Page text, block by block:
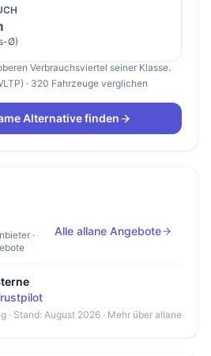
Ø)
Verbrauchsviertel seiner Klasse.
· 320 Fahrzeuge verglichen
Alternative finden
·
Alle allane Angebote
· Stand: August 2026 · Mehr über allane